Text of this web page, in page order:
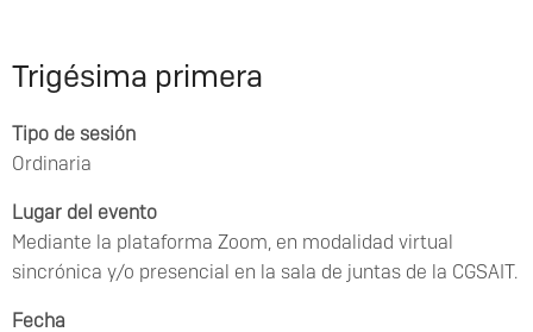
contenido
Trigésima primera
Tipo de sesión
Ordinaria
Lugar del evento
Mediante la plataforma Zoom, en modalidad virtual
sincrónica y/o presencial en la sala de juntas de la CGSAIT.
Fecha